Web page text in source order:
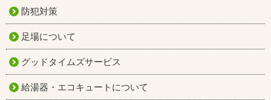
防犯対策
足場について
グッドタイムズサービス
給湯器・エコキュートについて